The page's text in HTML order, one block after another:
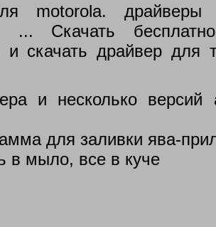
motorola.
... Скачать
и скачать драйвер для
и несколько
для заливки ява-
в мыло, все в куче